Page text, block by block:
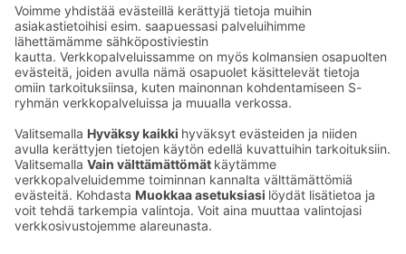
Kaup­pa­kes­kus
Ma-pe
9–20
La
9–19
Su
11–18
Katso poik­keus­au­kio­lottäältä
Iso­katu 22–25,
90100 Oulu